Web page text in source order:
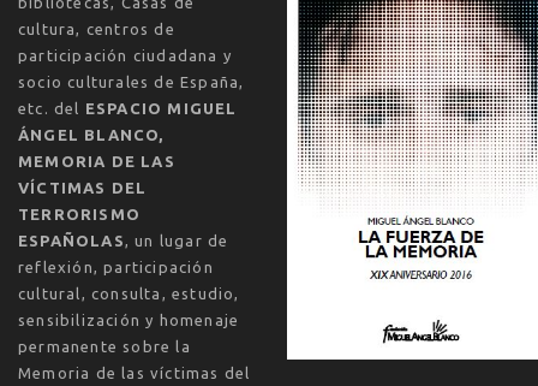
cultura, centros de
participación ciudadana y
socio culturales de España,
etc. del ESPACIO MIGUEL
ÁNGEL BLANCO,
MEMORIA DE LAS
VÍCTIMAS DEL
TERRORISMO
ESPAÑOLAS, un lugar de
reflexión, participación
cultural, consulta, estudio,
sensibilización y homenaje
permanente sobre la
Memoria de las víctimas del